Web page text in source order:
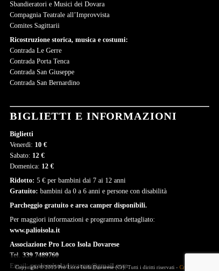
Sbandieratori e Musici dei Dovara
Compagnia Teatrale all’Improvvista
Comites Sagittarii
Ricostruzione storica, musica e costumi:
Contrada Le Gerre
Contrada Porta Tenca
Contrada San Giuseppe
Contrada San Bernardino
BIGLIETTI E INFORMAZIONI
Biglietti
Venerdì: 10 €
Sabato: 12 €
Domenica: 12 €
Ridotto: 5 € per bambini dai 7 ai 12 anni
Gratuito: bambini da 0 a 6 anni e persone con disabilità
Parcheggio gratuito e area camper disponibili.
Per maggiori informazioni e programma dettagliato:
www.palioisola.it
Associazione Pro Loco Isola Dovarese
Tel. 339 7489760
Email:prolocoisoladovarese@gmail.com
Copyright © 2015 Pro Loco Isola Dovarese (Cr). Tutti i diritti riservati - Credits